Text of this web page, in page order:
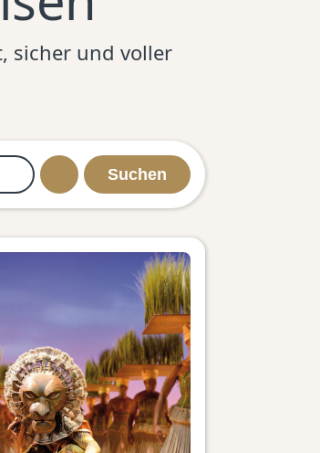
sicher und voller
Suchen